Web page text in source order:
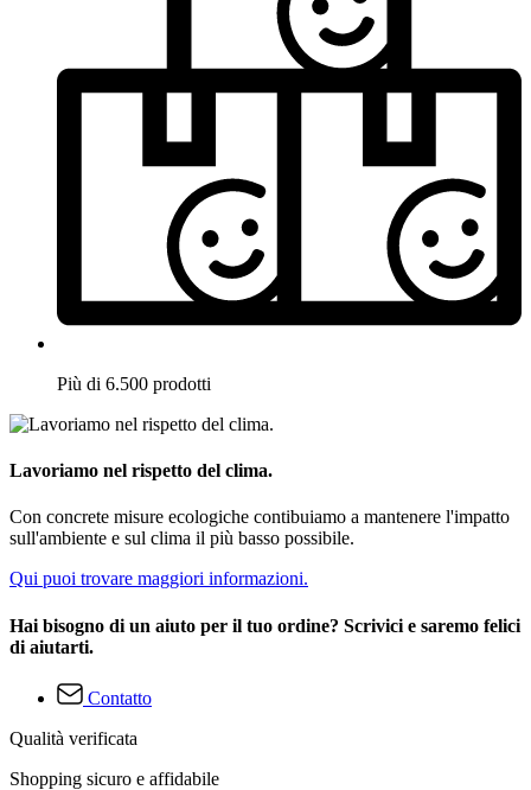
Più di 6.500 prodotti
Lavoriamo nel rispetto del clima.
Con concrete misure ecologiche contibuiamo a mantenere l'impatto
sull'ambiente e sul clima il più basso possibile.
Qui puoi trovare maggiori informazioni.
Hai bisogno di un aiuto per il tuo ordine? Scrivici e saremo felici
di aiutarti.
Contatto
Qualità verificata
Shopping sicuro e affidabile